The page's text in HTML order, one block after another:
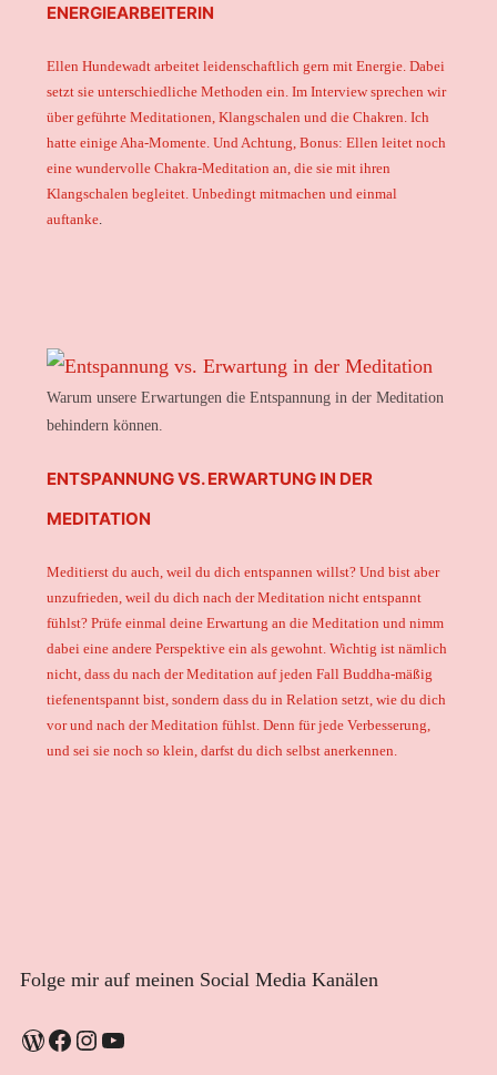
ENERGIEARBEITERIN
Ellen Hundewadt arbeitet leidenschaftlich gern mit Energie. Dabei
setzt sie unterschiedliche Methoden ein. Im Interview sprechen wir
über geführte Meditationen, Klangschalen und die Chakren. Ich
hatte einige Aha-Momente. Und Achtung, Bonus: Ellen leitet noch
eine wundervolle Chakra-Meditation an, die sie mit ihren
Klangschalen begleitet. Unbedingt mitmachen und einmal
auftanke.
Warum unsere Erwartungen die Entspannung in der Meditation
behindern können.
ENTSPANNUNG VS. ERWARTUNG IN DER
MEDITATION
Meditierst du auch, weil du dich entspannen willst? Und bist aber
unzufrieden, weil du dich nach der Meditation nicht entspannt
fühlst? Prüfe einmal deine Erwartung an die Meditation und nimm
dabei eine andere Perspektive ein als gewohnt. Wichtig ist nämlich
nicht, dass du nach der Meditation auf jeden Fall Buddha-mäßig
tiefenentspannt bist, sondern dass du in Relation setzt, wie du dich
vor und nach der Meditation fühlst. Denn für jede Verbesserung,
und sei sie noch so klein, darfst du dich selbst anerkennen.
Folge mir auf meinen Social Media Kanälen
WordPress
Facebook
Instagram
YouTube